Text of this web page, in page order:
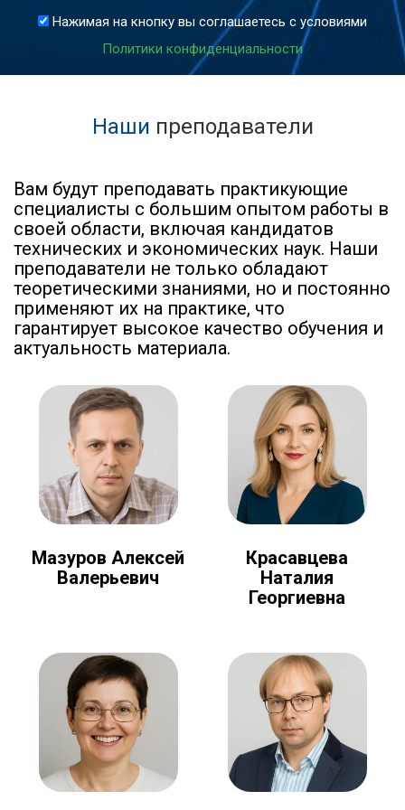
Нажимая на кнопку вы соглашаетесь с условиями
Политики конфиденциальности
Наши преподаватели
Вам будут преподавать практикующие
специалисты с большим опытом работы в
своей области, включая кандидатов
технических и экономических наук. Наши
преподаватели не только обладают
теоретическими знаниями, но и постоянно
применяют их на практике, что
гарантирует высокое качество обучения и
актуальность материала.
Мазуров Алексей
Валерьевич
Красавцева
Наталия
Георгиевна